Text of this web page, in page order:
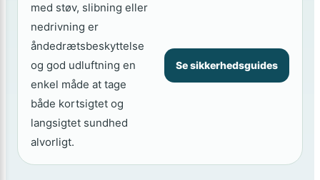
med støv, slibning eller
nedrivning er
åndedrætsbeskyttelse
og god udluftning en
enkel måde at tage
både kortsigtet og
langsigtet sundhed
alvorligt.
Se sikkerhedsguides